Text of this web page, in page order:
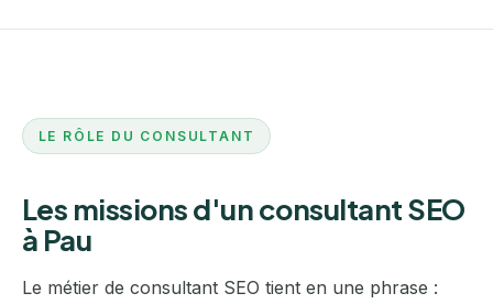
LE RÔLE DU CONSULTANT
Les missions d'un consultant SEO
à Pau
Le métier de consultant SEO tient en une phrase :